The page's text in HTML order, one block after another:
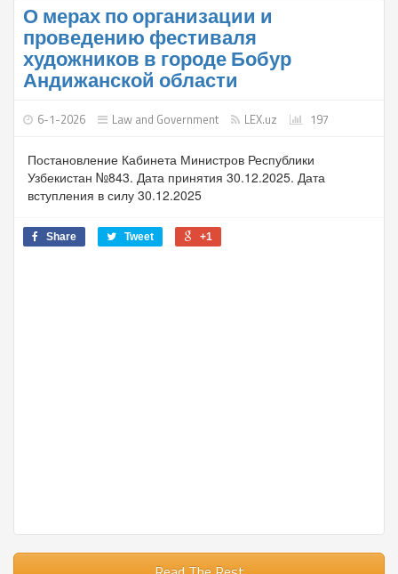
О мерах по организации и
проведению фестиваля
художников в городе Бобур
Андижанской области
6-1-2026 Law and Government LEX.uz 197
Постановление Кабинета Министров Республики
Узбекистан №843. Дата принятия 30.12.2025. Дата
вступления в силу 30.12.2025
Share Tweet +1